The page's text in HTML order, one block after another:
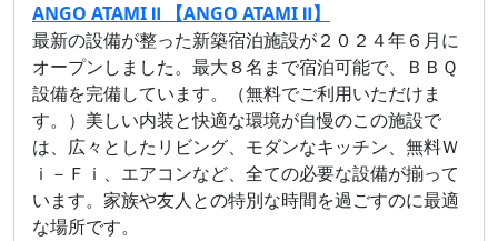
ANGO ATAMI Ⅱ 【ANGO ATAMI Ⅱ】
最新の設備が整った新築宿泊施設が２０２４年６月に
オープンしました。最大８名まで宿泊可能で、ＢＢＱ
設備を完備しています。（無料でご利用いただけま
す。）美しい内装と快適な環境が自慢のこの施設で
は、広々としたリビング、モダンなキッチン、無料Ｗ
ｉ－Ｆｉ、エアコンなど、全ての必要な設備が揃って
います。家族や友人との特別な時間を過ごすのに最適
な場所です。